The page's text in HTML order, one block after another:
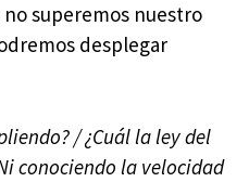
superemos nuestro
desplegar
/ ¿Cuál la ley del
conociendo la velocidad